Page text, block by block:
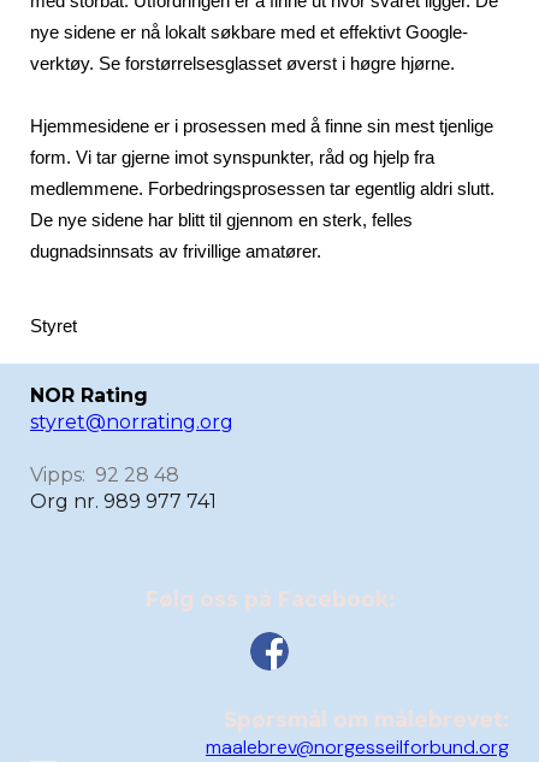
nye sidene er nå lokalt søkbare med et effektivt Google-
verktøy. Se forstørrelsesglasset øverst i høgre hjørne.
Hjemmesidene er i prosessen med å finne sin mest tjenlige
form. Vi tar gjerne imot synspunkter, råd og hjelp fra
medlemmene. Forbedringsprosessen tar egentlig aldri slutt.
De nye sidene har blitt til gjennom en sterk, felles
dugnadsinnsats av frivillige amatører.
Styret
NOR Rating
styret@norrating.org
Vipps: 92 28 48
Org nr. 989 977 741
Følg oss på Facebook:
Spørsmål om målebrevet:
maalebrev@norgesseilforbund.org